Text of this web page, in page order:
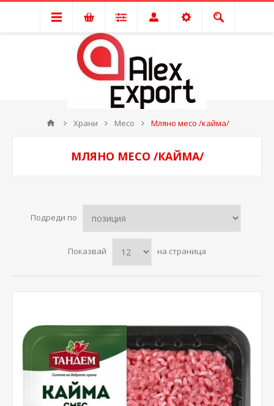
Храни Месо Мляно месо /кайма/
МЛЯНО МЕСО /КАЙМА/
Подреди по
Показвай на страница